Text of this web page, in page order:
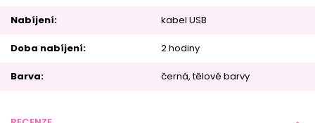
Nabíjení kabel USB
Doba nabíjení 2 hodiny
Barva černá tělové barvy